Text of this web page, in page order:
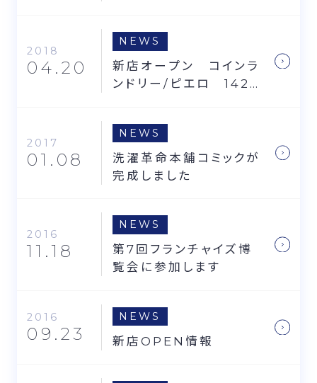
2018
04.20
NEWS
新店オープン コインラ
ンドリー/ピエロ 142
2017
01.08
NEWS
洗濯革命本舗コミックが
完成しました
2016
11.18
NEWS
第7回フランチャイズ博
覧会に参加します
2016
09.23
NEWS
新店OPEN情報